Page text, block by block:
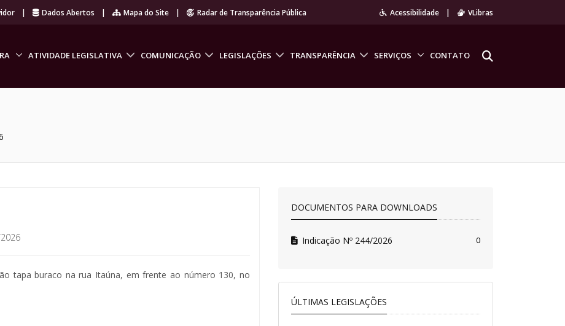
| Dados Abertos | Mapa do Site | Radar de Transparência Pública Acessibilidade | VLibras
ATIVIDADE LEGISLATIVA COMUNICAÇÃO LEGISLAÇÕES TRANSPARÊNCIA SERVIÇOS CONTATO
tapa buraco na rua Itaúna, em frente ao número 130, no
DOCUMENTOS PARA DOWNLOADS
Indicação Nº 244/2026 0
ÚLTIMAS LEGISLAÇÕES